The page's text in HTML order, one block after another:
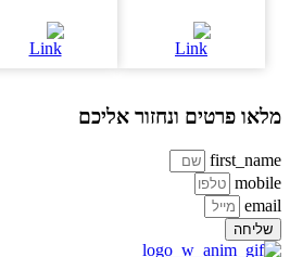
פרטים ונחזור אליכם
שליחה